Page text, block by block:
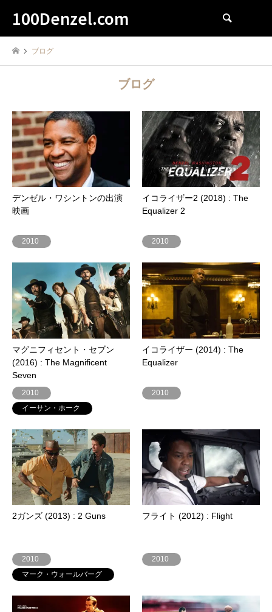
100Denzel.com
ブログ
ブログ
デンゼル・ワシントンの出演
映画
2010
イコライザー2 (2018) : The
Equalizer 2
2010
マグニフィセント・セブン
(2016) : The Magnificent
Seven
2010
イーサン・ホーク
イコライザー (2014) : The
Equalizer
2010
2ガンズ (2013) : 2 Guns
2010
マーク・ウォールバーグ
フライト (2012) : Flight
2010